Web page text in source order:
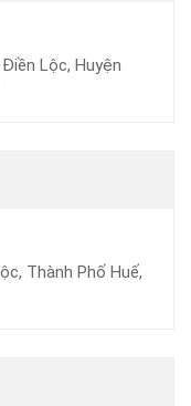
Lộc, Huyện
Thành Phố Huế,